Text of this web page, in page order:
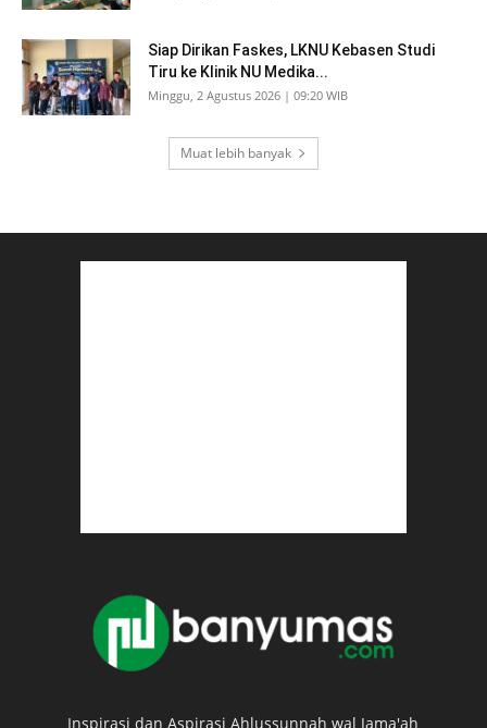
Siap Dirikan Faskes, LKNU Kebasen Studi
Tiru ke Klinik NU Medika...
Minggu, 2 Agustus 2026 | 09:20 WIB
Muat lebih banyak
Inspirasi dan Aspirasi Ahlussunnah wal Jama'ah